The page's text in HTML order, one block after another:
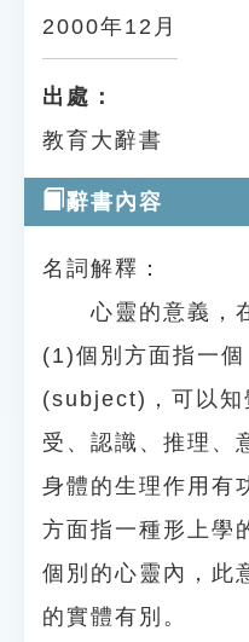
2000年12月
出處：
教育大辭書
辭書內容
名詞解釋：
心靈的意義，在
(1)個別方面指一個
(subject)，可以知
受、認識、推理、
身體的生理作用有
方面指一種形上學
個別的心靈內，此
的實體有別。